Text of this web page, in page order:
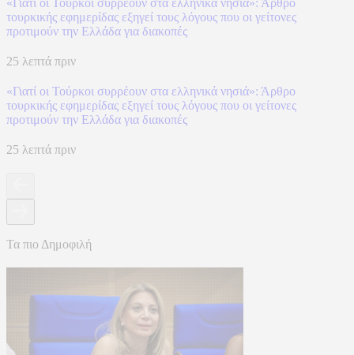
τουρκικής εφημερίδας εξηγεί τους λόγους που οι γείτονες
προτιμούν την Ελλάδα για διακοπές
25 λεπτά πριν
«Γιατί οι Τούρκοι συρρέουν στα ελληνικά νησιά»: Άρθρο
τουρκικής εφημερίδας εξηγεί τους λόγους που οι γείτονες
προτιμούν την Ελλάδα για διακοπές
25 λεπτά πριν
Τα πιο Δημοφιλή